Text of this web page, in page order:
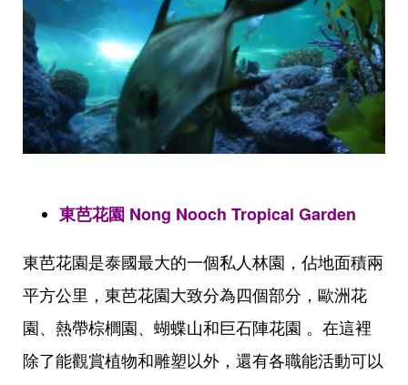
東芭花園 Nong Nooch Tropical Garden
東芭花園是泰國最大的一個私人林園，佔地面積兩
平方公里，東芭花園大致分為四個部分，歐洲花
園、熱帶棕櫚園、蝴蝶山和巨石陣花園 。在這裡
除了能觀賞植物和雕塑以外，還有各職能活動可以